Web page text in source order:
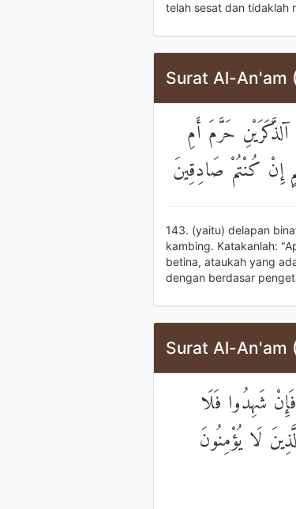
telah sesat dan tidaklah
Surat Al-An'am
حَرَّمَ أَمِ
إِنْ كُنْتُمْ صَادِقِينَ
143. (yaitu) delapan
kambing. Katakanlah:
betina, ataukah yang
dengan berdasar
Surat Al-An'am
شَهِدُوا فَلَا
لَا يُؤْمِنُونَ